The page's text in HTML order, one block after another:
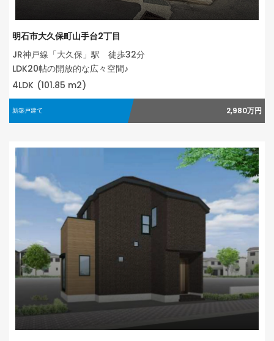
明石市大久保町山手台2丁目
JR神戸線「大久保」駅 徒歩32分
LDK20帖の開放的な広々空間♪
4LDK (101.85 m2)
新築戸建て 2,980万円